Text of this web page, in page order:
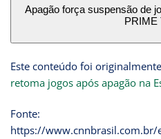
Apagão força suspensão de
PRIME
Este conteúdo foi
retoma jogos após apagão na
Fonte:
https://